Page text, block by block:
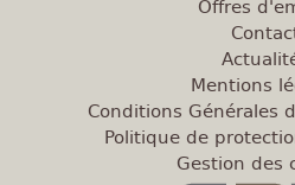
Offres
Mentions
Conditions Générales
Politique de
Gestion des